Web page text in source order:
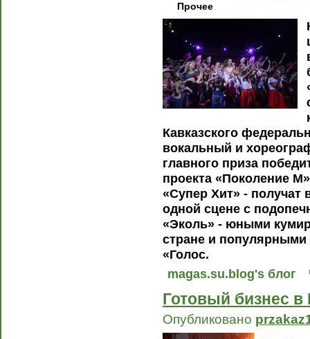
Прочее
Кавказского
вокальный и
главного приза
проекта «Поколение
«Супер Хит» - получат
одной сцене с
«Эколь» - юными
стране и популярными
«Голос.
magas.su.blog's блог
Готовый бизнес
Опубликовано